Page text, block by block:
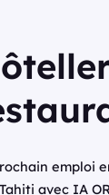
emploi
avec IA